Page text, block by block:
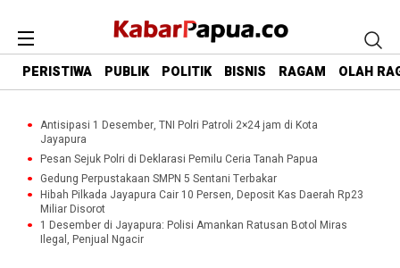
PERISTIWA PUBLIK POLITIK BISNIS RAGAM OLAH
Antisipasi 1 Desember, TNI Polri Patroli 2×24 jam di Kota
Jayapura
Pesan Sejuk Polri di Deklarasi Pemilu Ceria Tanah Papua
Gedung Perpustakaan SMPN 5 Sentani Terbakar
Hibah Pilkada Jayapura Cair 10 Persen, Deposit Kas Daerah Rp23
Miliar Disorot
1 Desember di Jayapura: Polisi Amankan Ratusan Botol Miras
Ilegal, Penjual Ngacir